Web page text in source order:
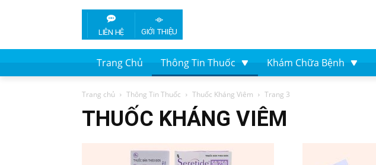
LIÊN HỆ GIỚI THIỆU
Trang Chủ Thông Tin Thuốc Khám Chữa Bệnh
Trang chủ Thông Tin Thuốc Thuốc Kháng Viêm Trang 3
THUỐC KHÁNG VIÊM